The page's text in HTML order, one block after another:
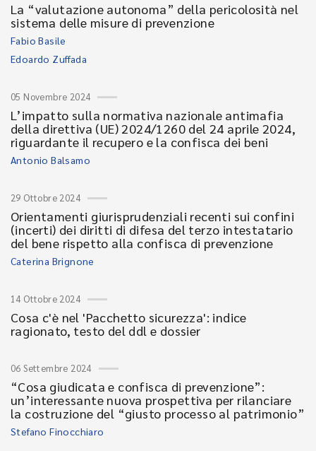
La “valutazione autonoma” della pericolosità nel
sistema delle misure di prevenzione
Fabio Basile
Edoardo Zuffada
05 Novembre 2024
L’impatto sulla normativa nazionale antimafia
della direttiva (UE) 2024/1260 del 24 aprile 2024,
riguardante il recupero e la confisca dei beni
Antonio Balsamo
29 Ottobre 2024
Orientamenti giurisprudenziali recenti sui confini
(incerti) dei diritti di difesa del terzo intestatario
del bene rispetto alla confisca di prevenzione
Caterina Brignone
14 Ottobre 2024
Cosa c'è nel 'Pacchetto sicurezza': indice
ragionato, testo del ddl e dossier
06 Settembre 2024
“Cosa giudicata e confisca di prevenzione”:
un’interessante nuova prospettiva per rilanciare
la costruzione del “giusto processo al patrimonio”
Stefano Finocchiaro